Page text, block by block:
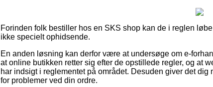
Forinden folk bestiller hos en SKS shop kan de i reglen
ikke specielt ophidsende.
En anden løsning kan derfor være at undersøge om e-
at online butikken retter sig efter de opstillede regler, og at
har indsigt i reglementet på området. Desuden giver det
for problemer ved din ordre.